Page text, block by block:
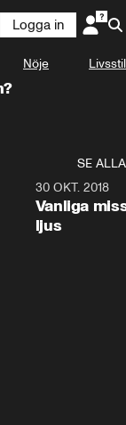
Logga in
Nöje Livsstil
SE ALLA
30 OKT. 2018
Vanliga
ljus